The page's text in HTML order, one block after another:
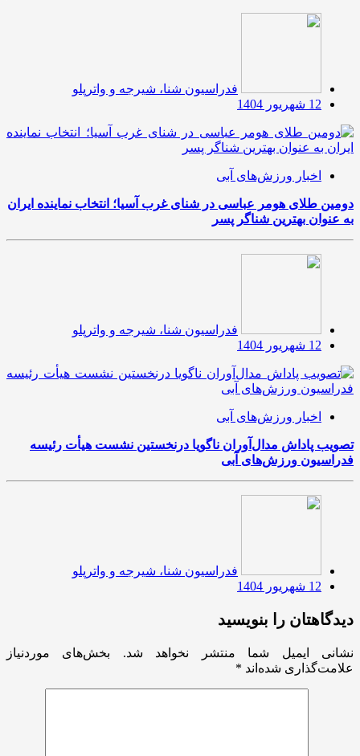
فدراسیون شنا، شیرجه و واترپلو
12 شهریور 1404
اخبار ورزش‌های آبی
دومین طلای هومر عباسی در شنای غرب آسیا؛ انتخاب نماینده ایران
به عنوان بهترین شناگر پسر
فدراسیون شنا، شیرجه و واترپلو
12 شهریور 1404
اخبار ورزش‌های آبی
تصویب پاداش مدال‌آوران ناگویا درنخستین نشست هیأت رئیسه
فدراسیون ورزش‌های آبی
فدراسیون شنا، شیرجه و واترپلو
12 شهریور 1404
دیدگاهتان را بنویسید
نشانی ایمیل شما منتشر نخواهد شد.
بخش‌های موردنیاز
علامت‌گذاری شده‌اند *